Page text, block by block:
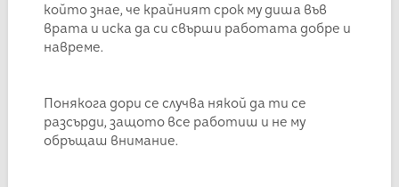
който знае, че крайният срок му диша във
врата и иска да си свърши работата добре и
навреме.
Понякога дори се случва някой да ти се
разсърди, защото все работиш и не му
обръщаш внимание.